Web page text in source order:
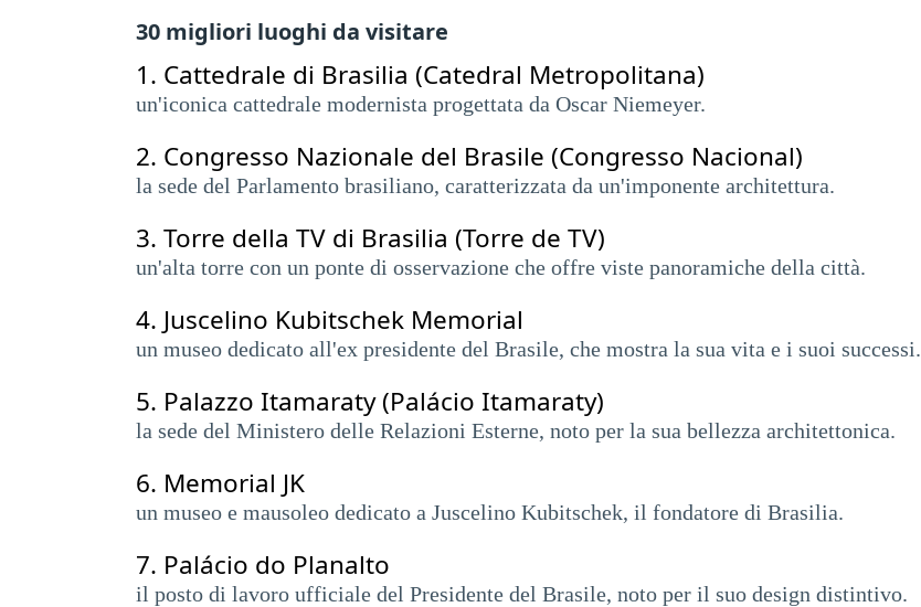
30 migliori luoghi da visitare
1. Cattedrale di Brasilia (Catedral Metropolitana)
un'iconica cattedrale modernista progettata da Oscar Niemeyer.
2. Congresso Nazionale del Brasile (Congresso Nacional)
la sede del Parlamento brasiliano, caratterizzata da un'imponente architettura.
3. Torre della TV di Brasilia (Torre de TV)
un'alta torre con un ponte di osservazione che offre viste panoramiche della città.
4. Juscelino Kubitschek Memorial
un museo dedicato all'ex presidente del Brasile, che mostra la sua vita e i suoi successi.
5. Palazzo Itamaraty (Palácio Itamaraty)
la sede del Ministero delle Relazioni Esterne, noto per la sua bellezza architettonica.
6. Memorial JK
un museo e mausoleo dedicato a Juscelino Kubitschek, il fondatore di Brasilia.
7. Palácio do Planalto
il posto di lavoro ufficiale del Presidente del Brasile, noto per il suo design distintivo.